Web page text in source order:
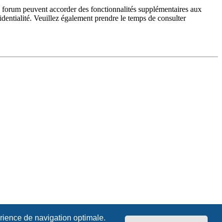
de navigation optimale.
peuvent accorder des fonctionnalités supplémentaires aux
Veuillez également prendre le temps de consulter